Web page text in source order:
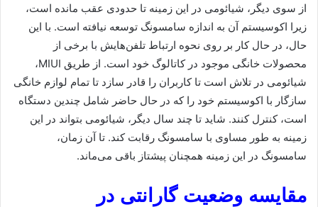
از سوی دیگر، شیائومی در این زمینه تا حدودی عقب مانده است،
زیرا اکوسیستم آن به اندازه سامسونگ توسعه نیافته است. با این
حال، در حال کار بر روی نحوه ارتباط تلفن‌هایش با برخی از
محصولات خانگی موجود در کاتالوگ خود است. از طریق MIUI،
شیائومی در تلاش است تا کاربران را قادر سازد تا تمام لوازم خانگی
سازگار با اکوسیستم خود را که در حال حاضر شامل چندین دستگاه
است، کنترل کنند. شاید تا چند سال دیگر، شیائومی بتواند در این
زمینه به طور مساوی با سامسونگ رقابت کند. تا آن زمان،
سامسونگ در این زمینه همچنان پیشتاز باقی می‌ماند.
مقایسه وضعیت گارانتی در